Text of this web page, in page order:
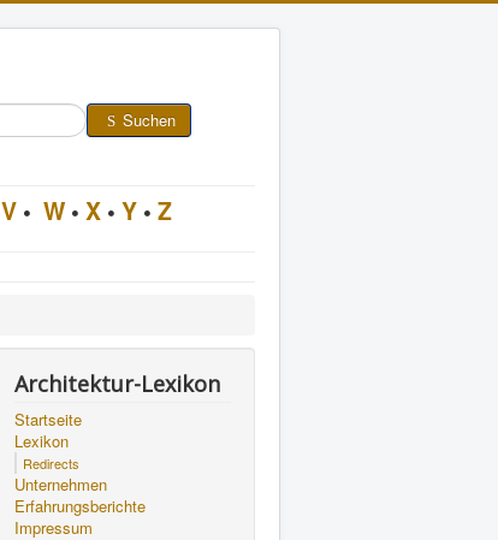
Suchen
V • W • X • Y • Z
Architektur-Lexikon
Startseite
Lexikon
Redirects
Unternehmen
Erfahrungsberichte
Impressum